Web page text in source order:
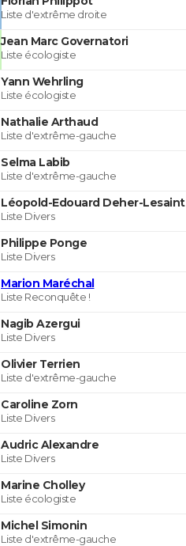
Liste d'extrême droite
Jean Marc Governatori
Liste écologiste
Yann Wehrling
Liste écologiste
Nathalie Arthaud
Liste d'extrême-gauche
Selma Labib
Liste d'extrême-gauche
Léopold-Edouard Deher-Lesaint
Liste Divers
Philippe Ponge
Liste Divers
Marion Maréchal
Liste Reconquête !
Nagib Azergui
Liste Divers
Olivier Terrien
Liste d'extrême-gauche
Caroline Zorn
Liste Divers
Audric Alexandre
Liste Divers
Marine Cholley
Liste écologiste
Michel Simonin
Liste d'extrême-gauche